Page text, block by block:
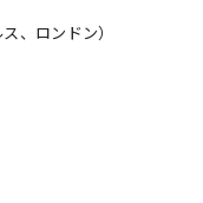
、ロンドン）